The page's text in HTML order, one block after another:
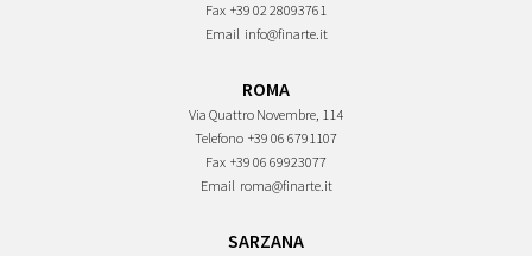
Fax +39 02 28093761
Email info@finarte.it
ROMA
Via Quattro Novembre, 114
Telefono +39 06 6791107
Fax +39 06 69923077
Email roma@finarte.it
SARZANA